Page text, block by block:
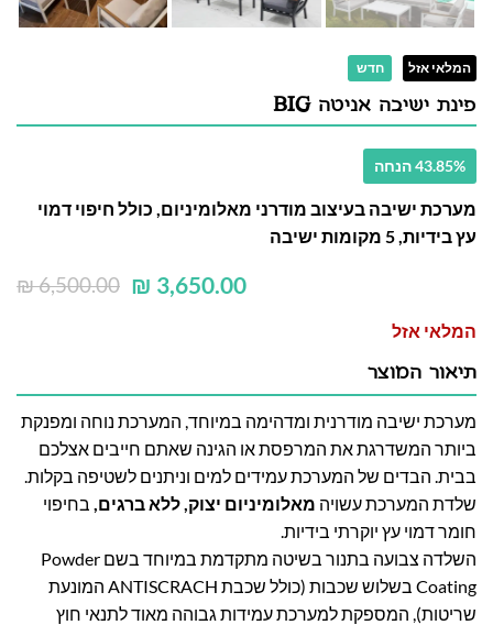
המלאי אזל חדש
פינת ישיבה אניטה BIG
43.85% הנחה
מערכת ישיבה בעיצוב מודרני מאלומיניום, כולל חיפוי דמוי
עץ בידיות, 5 מקומות ישיבה
₪6,500.00 ₪ 3,650.00
המלאי אזל
תיאור המוצר
מערכת ישיבה מודרנית ומדהימה במיוחד, המערכת נוחה ומפנקת
ביותר המשדרגת את המרפסת או הגינה שאתם חייבים אצלכם
בבית. הבדים של המערכת עמידים למים וניתנים לשטיפה בקלות.
שלדת המערכת עשויה מאלומיניום יצוק, ללא ברגים, בחיפוי
חומר דמוי עץ יוקרתי בידיות.
השלדה צבועה בתנור בשיטה מתקדמת במיוחד בשם Powder
Coating בשלוש שכבות (כולל שכבת ANTISCRACH המונעת
שריטות), המספקת למערכת עמידות גבוהה מאוד לתנאי חוץ